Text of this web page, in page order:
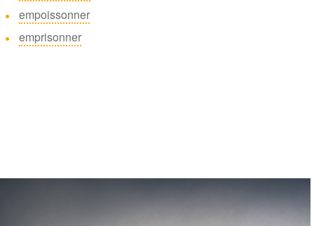
empoissonner
emprisonner